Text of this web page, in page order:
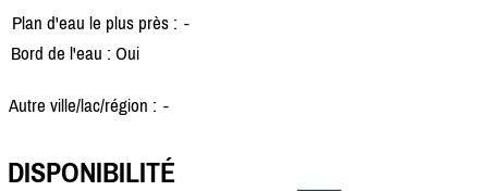
Plan d'eau le plus près : -
Bord de l'eau : Oui
Autre ville/lac/région : -
DISPONIBILITÉ